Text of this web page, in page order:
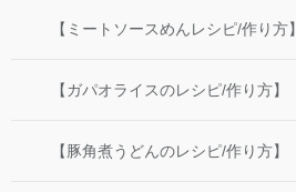
【ミートソースめんレシピ/作り方】
【ガパオライスのレシピ/作り方】
【豚角煮うどんのレシピ/作り方】